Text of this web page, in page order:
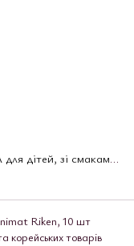
Дієтична добавка "IQ Льодяники з DHA для дітей, зі смаками полуниці та апельсину" Unimat Riken, 8 шт